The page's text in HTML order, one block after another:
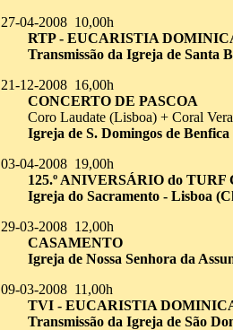
27-04-2008 10,00h
RTP - EUCARISTIA
Transmissão da Igreja de Santa
21-12-2008 16,00h
CONCERTO DE PASCOA
Coro Laudate (Lisboa) + Coral
Igreja de S. Domingos de
03-04-2008 19,00h
125.º ANIVERSÁRIO do TURF
Igreja do Sacramento - Lisboa
29-03-2008 12,00h
CASAMENTO
Igreja de Nossa Senhora da
09-03-2008 11,00h
TVI - EUCARISTIA
Transmissão da Igreja de São